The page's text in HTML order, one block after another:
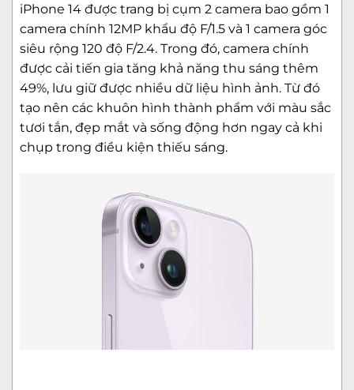
iPhone 14 được trang bị cụm 2 camera bao gồm 1
camera chính 12MP khẩu độ F/1.5 và 1 camera góc
siêu rộng 120 độ F/2.4. Trong đó, camera chính
được cải tiến gia tăng khả năng thu sáng thêm
49%, lưu giữ được nhiều dữ liệu hình ảnh. Từ đó
tạo nên các khuôn hình thành phẩm với màu sắc
tươi tắn, đẹp mắt và sống động hơn ngay cả khi
chụp trong điều kiện thiếu sáng.